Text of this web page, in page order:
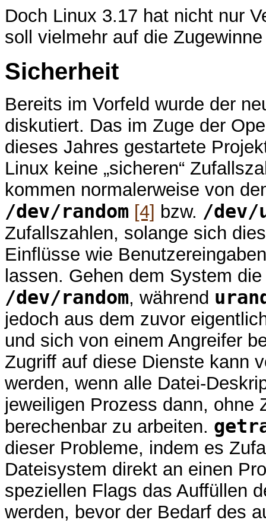
Doch Linux 3.17 hat nicht nur
soll vielmehr auf die
Sicherheit
Bereits im Vorfeld wurde der
diskutiert. Das im Zuge der
dieses Jahres gestartete
Linux keine „sicheren“
kommen normalerweise von
/dev/random [4] bzw. /dev/
Zufallszahlen, solange sich
Einflüsse wie
lassen. Gehen dem System
/dev/random, während
jedoch aus dem zuvor
und sich von einem Angreifer
Zugriff auf diese Dienste kann
werden, wenn alle Datei-
jeweiligen Prozess dann, ohne
berechenbar zu arbeiten.
dieser Probleme, indem es
Dateisystem direkt an einen
speziellen Flags das Auffüllen
werden, bevor der Bedarf des